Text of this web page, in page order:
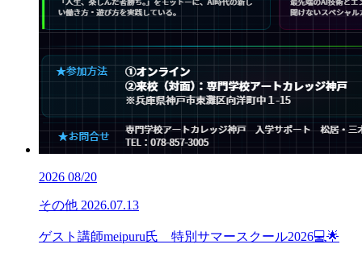
2026 08/20
その他 2026.07.13
ゲスト講師meipuru氏 特別サマースクール2026💻🌟